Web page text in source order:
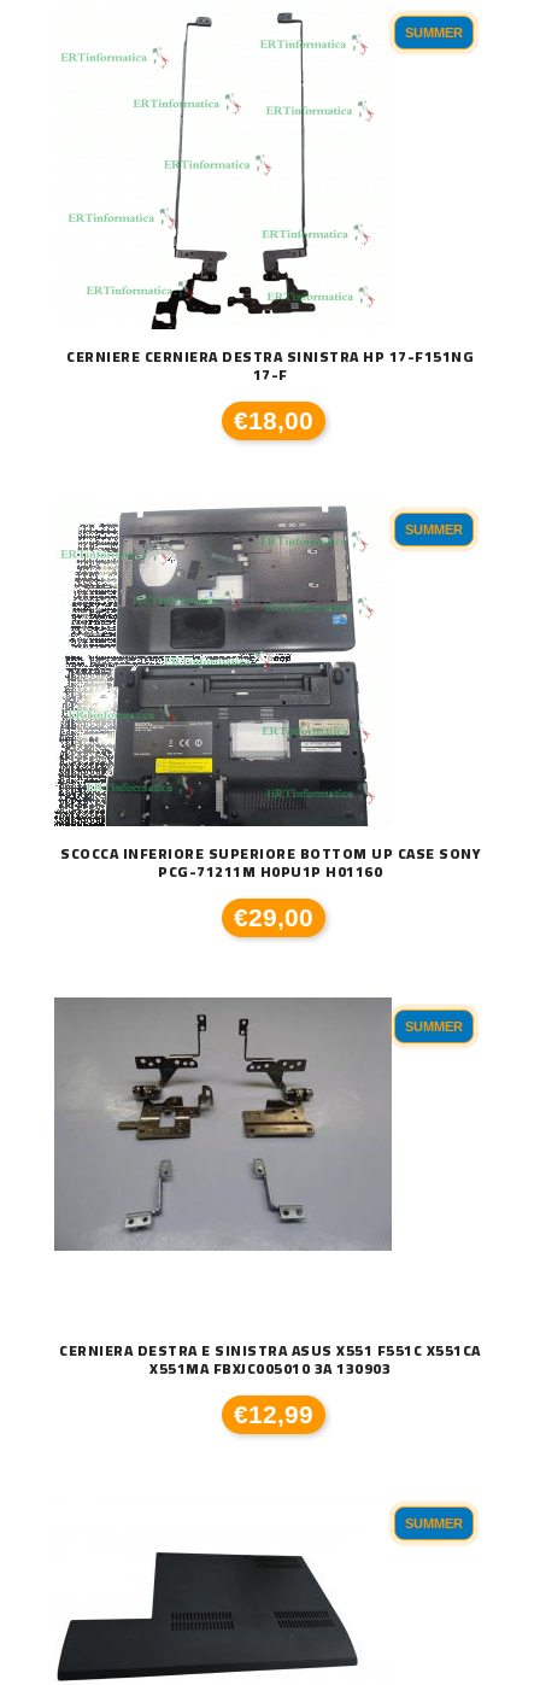
SUMMER
CERNIERE CERNIERA DESTRA SINISTRA HP 17-F151NG
17-F
€18,00
SUMMER
SCOCCA INFERIORE SUPERIORE BOTTOM UP CASE SONY
PCG-71211M H0PU1P H01160
€29,00
SUMMER
CERNIERA DESTRA E SINISTRA ASUS X551 F551C X551CA
X551MA FBXJC005010 3A 130903
€12,99
SUMMER